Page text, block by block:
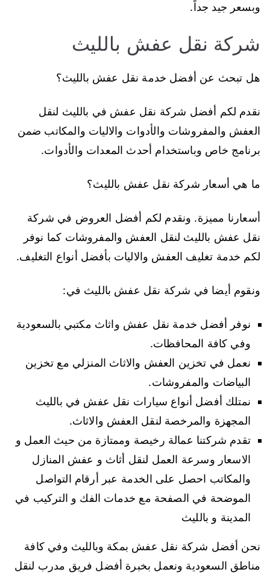
وبسعر جيد جداً.
شركة نقل عفش بالليث
هل تبحث عن أفضل خدمة نقل عفش بالليث؟
نقدم لكم أفضل شركة نقل عفش في بالليث لنقل
العفش والمفروشات والأدوات والاليات والمكاتب ضمن
برنامج خاص وباستخدام أحدث المعدات والأدوات.
ما هي أسعار شركة نقل عفش بالليث؟
أسعارنا مميزة. ونقدم لكم أفضل العروض في شركة
نقل عفش بالليث لنقل العفش والمفروشات كما نوفر
لكم خدمة تغليف العفش والاليات بأفضل أنواع التغليف.
ونقوم أيضا في شركة نقل عفش بالليث في:
نوفر أفضل خدمة نقل عفش واثاث مكتبي بالسعودية
وفي كافة المحافظات.
نعمل في تخزين العفش والاثاث المنزلي مع تخزين
البياضات والمفروشات.
نمتلك أفضل أنواع سيارات نقل عفش في بالليث
المجهزة والمرخصة لنقل العفش والاثاث.
تقدم شركتنا عمالة رخيصة وممتازة من حيث العمل و
الاسعار وسرعة العمل لنقل أثاث و عفش المنازل
والمكاتب احصل على الخدمة عبر أرقام التواصل
الموضحة في الصفحة مع خدمات الفك و التركيب في
المدينة و بالليث
نحن أفضل شركة نقل عفش بمكة وبالليث وفي كافة
مناطق السعودية ونعمل بخبرة أفضل فريق مدرب لنقل